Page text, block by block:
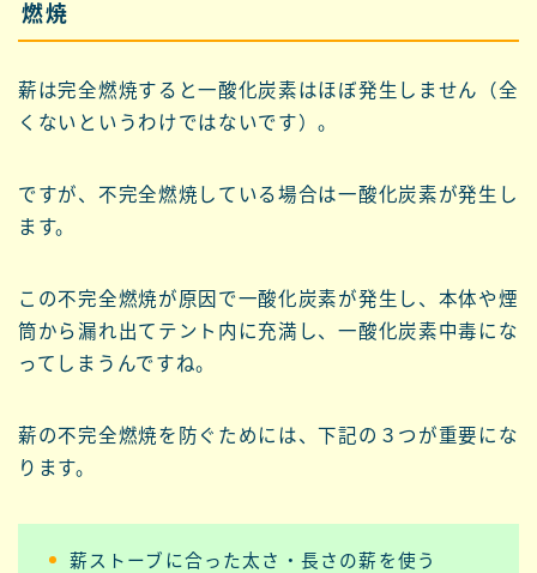
燃焼
薪は完全燃焼すると一酸化炭素はほぼ発生しません（全
くないというわけではないです）。
ですが、不完全燃焼している場合は一酸化炭素が発生し
ます。
この不完全燃焼が原因で一酸化炭素が発生し、本体や煙
筒から漏れ出てテント内に充満し、一酸化炭素中毒にな
ってしまうんですね。
薪の不完全燃焼を防ぐためには、下記の３つが重要にな
ります。
薪ストーブに合った太さ・長さの薪を使う